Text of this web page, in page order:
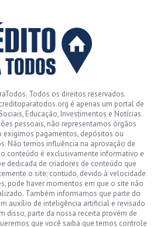
Todos os direitos reservados.
é apenas um portal de
Educação, Investimentos e Notícias.
pessoais, não representamos órgãos
exigimos pagamentos, depósitos ou
Não temos influência na aprovação de
conteúdo é exclusivamente informativo e
dedicada de criadores de conteúdo que
o site; contudo, devido à velocidade
pode haver momentos em que o site não
Também informamos que parte do
auxílio de inteligência artificial e revisado
disso, parte da nossa receita provém de
que você saiba que temos controle